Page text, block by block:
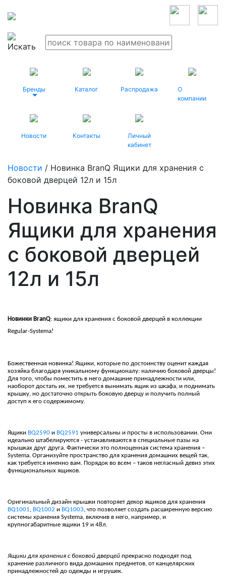
Бренды Каталог Распродажа
О
компании
Новости Контакты
Личный
кабинет
Новости / Новинка BranQ Ящики для хранения с
боковой дверцей 12л и 15л
Новинка BranQ
Ящики для хранения
с боковой дверцей
12л и 15л
Новинки BranQ: ящики для хранения с боковой дверцей в коллекции
Regular-Systema!
Божественная новинка! Ящики, которые по достоинству оценит каждая
хозяйка благодаря уникальному функционалу: наличию боковой дверцы!
Для того, чтобы поместить в него домашние принадлежности или,
наоборот достать их, не требуется вынимать ящик из шкафа, и поднимать
крышку, но достаточно открыть боковую дверцу и получить полный
доступ к его содержимому.
Ящики BQ2590 и BQ2591 универсальны и просты в использовании. Они
идеально штабелируются - устанавливаются в специальные пазы на
крышках друг друга. Фактически это полноценная система хранения –
Systema. Организуйте пространство для хранения домашних вещей так,
как требуется именно вам. Порядок во всем – таков негласный девиз этих
функциональных ящиков.
Оригинальный дизайн крышки повторяет декор ящиков для хранения
BQ1001, BQ1002 и BQ1003, что позволяет создать расширенную версию
системы хранения Systema, включив в него, например, и
крупногабаритные ящики 19 и 48л.
Ящики для хранения с боковой дверцей прекрасно подходят под
хранение различного вида домашних предметов, от канцелярских
принадлежностей до одежды и игрушек.